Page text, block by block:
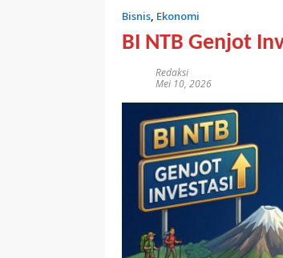
Bisnis, Ekonomi
BI NTB Genjot
Redaksi
Mei 10, 2026